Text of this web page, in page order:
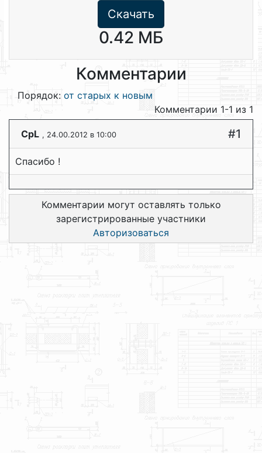
Скачать
0.42 МБ
Комментарии
Порядок: от старых к новым
Комментарии 1-1 из 1
CpL , 24.00.2012 в 10:00 #1
Спасибо !
Комментарии могут оставлять только
зарегистрированные участники
Авторизоваться